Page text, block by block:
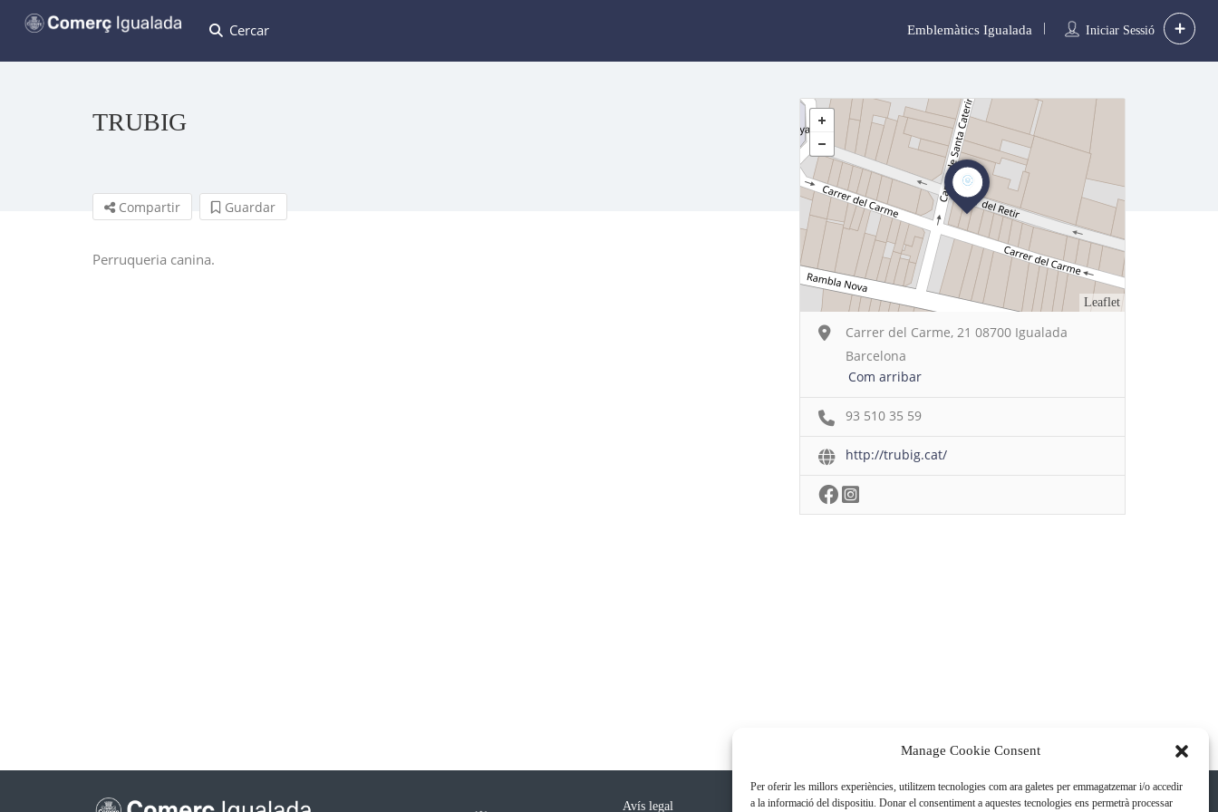
Manage Cookie Consent
Per oferir les millors experiències, utilitzem tecnologies com ara galetes per emmagatzemar i/o accedir
a la informació del dispositiu. Donar el consentiment a aquestes tecnologies ens permetrà processar
Cercar Iniciar Sessió
Emblemàtics Igualada
TRUBIG
Compartir Guardar
Perruqueria canina.
Leaflet
Carrer del Carme, 21 08700 Igualada
Barcelona
Com arribar
93 510 35 59
http://trubig.cat/
Avís legal